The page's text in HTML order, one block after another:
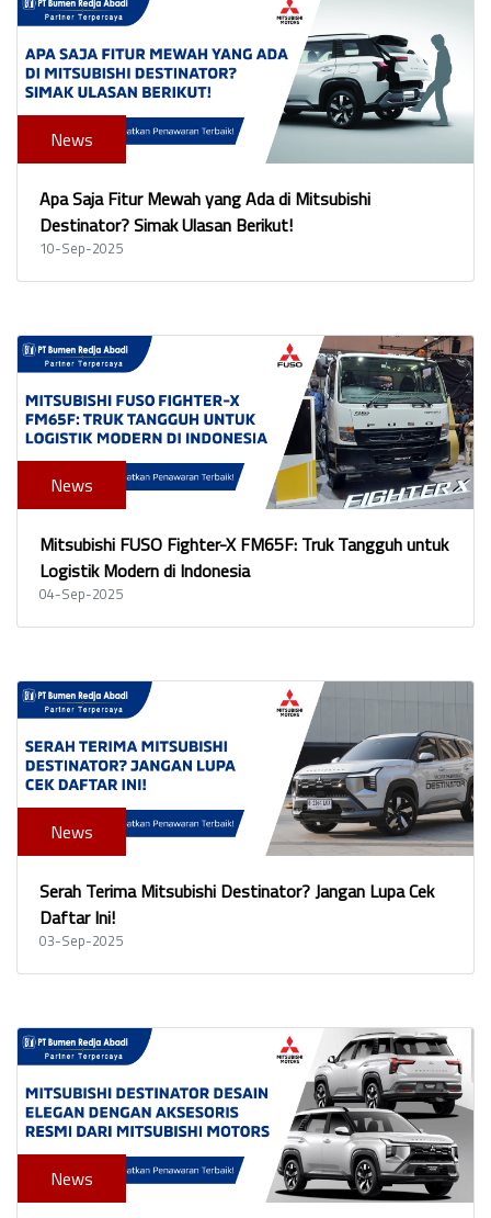
News
Apa Saja Fitur Mewah yang Ada di Mitsubishi
Destinator? Simak Ulasan Berikut!
10-Sep-2025
News
Mitsubishi FUSO Fighter-X FM65F: Truk Tangguh untuk
Logistik Modern di Indonesia
04-Sep-2025
News
Serah Terima Mitsubishi Destinator? Jangan Lupa Cek
Daftar Ini!
03-Sep-2025
News